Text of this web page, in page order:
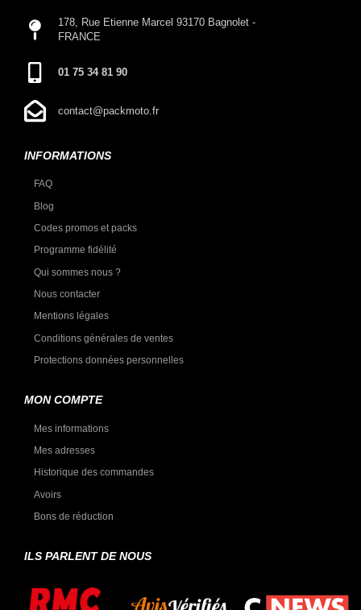
178, Rue Etienne Marcel 93170 Bagnolet -
FRANCE
01 75 34 81 90
contact@packmoto.fr
INFORMATIONS
FAQ
Blog
Codes promos et packs
Programme fidélité
Qui sommes nous ?
Nous contacter
Mentions légales
Conditions générales de ventes
Protections données personnelles
MON COMPTE
Mes informations
Mes adresses
Historique des commandes
Avoirs
Bons de réduction
ILS PARLENT DE NOUS